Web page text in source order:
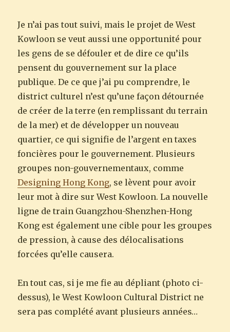
Je n’ai pas tout suivi, mais le projet de West
Kowloon se veut aussi une opportunité pour
les gens de se défouler et de dire ce qu’ils
pensent du gouvernement sur la place
publique. De ce que j’ai pu comprendre, le
district culturel n’est qu’une façon détournée
de créer de la terre (en remplissant du terrain
de la mer) et de développer un nouveau
quartier, ce qui signifie de l’argent en taxes
foncières pour le gouvernement. Plusieurs
groupes non-gouvernementaux, comme
Designing Hong Kong, se lèvent pour avoir
leur mot à dire sur West Kowloon. La nouvelle
ligne de train Guangzhou-Shenzhen-Hong
Kong est également une cible pour les groupes
de pression, à cause des délocalisations
forcées qu’elle causera.
En tout cas, si je me fie au dépliant (photo ci-
dessus), le West Kowloon Cultural District ne
sera pas complété avant plusieurs années…